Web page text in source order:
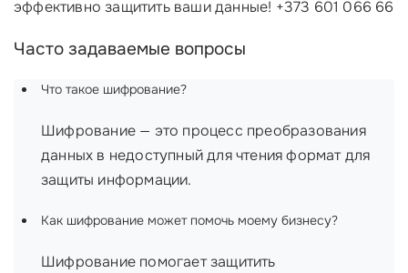
эффективно защитить ваши данные! +373 601 066 66
Часто задаваемые вопросы
Что такое шифрование?
Шифрование — это процесс преобразования
данных в недоступный для чтения формат для
защиты информации.
Как шифрование может помочь моему бизнесу?
Шифрование помогает защитить